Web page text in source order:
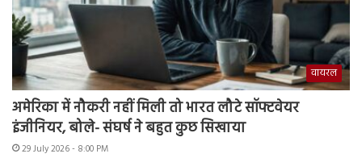
वायरल
अमेरिका में नौकरी नहीं मिली तो भारत लौटे सॉफ्टवेयर
इंजीनियर, बोले- संघर्ष ने बहुत कुछ सिखाया
29 July 2026 - 8:00 PM